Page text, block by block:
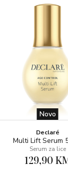
Novo
Declaré
Multi Lift Serum
Serum za lice
129,90